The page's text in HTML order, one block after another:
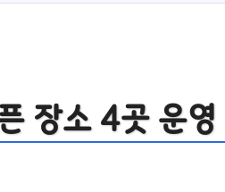
장소 4곳 운